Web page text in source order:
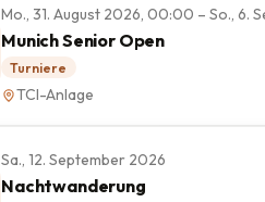
Mo., 31. August 2026, 00:00 – So., 6.
Munich Senior Open
Turniere
TCI-Anlage
Sa., 12. September 2026
Nachtwanderung